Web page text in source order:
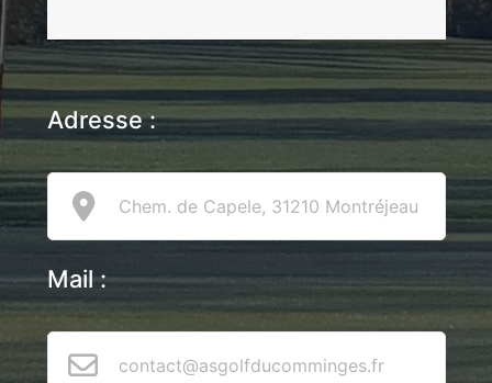
Adresse :
Chem. de Capele, 31210 Montréjeau
Mail :
contact@asgolfducomminges.fr